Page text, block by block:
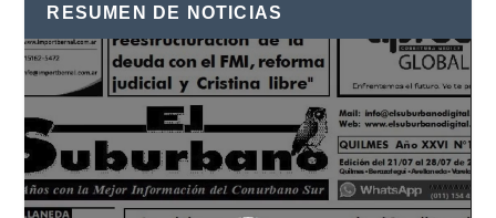
RESUMEN DE NOTICIAS
Reproductor
de
vídeo